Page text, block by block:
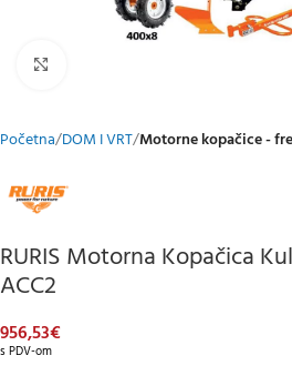
Početna DOM I VRT Motorne kopačice -
RURIS Motorna Kopačica
ACC2
956,53€
s PDV-om